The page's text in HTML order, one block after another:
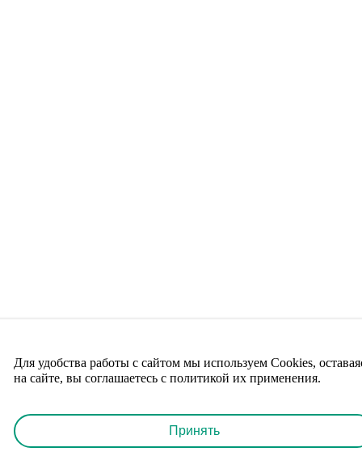
Для удобства работы с сайтом мы используем Cookies,
на сайте, вы соглашаетесь с политикой их применения.
Принять